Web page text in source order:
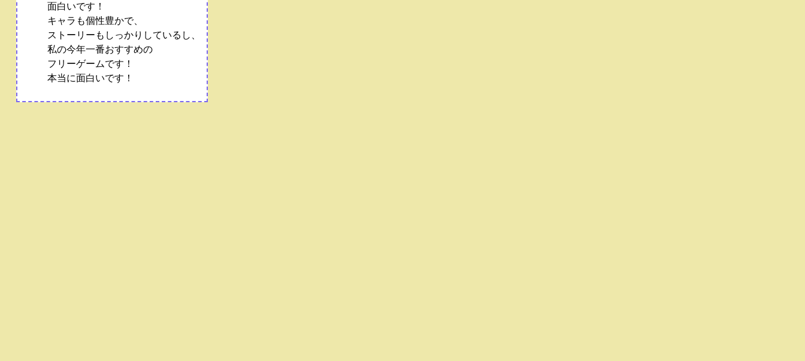
面白いです！
キャラも個性豊かで、
ストーリーもしっかりしているし、
私の今年一番おすすめの
フリーゲームです！
本当に面白いです！